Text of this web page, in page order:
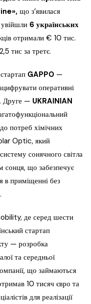
що з’явилася
6 українських
отримали € 10 тис.
тис за третє.
GAPPO —
оперативні
Друге — UKRAINIAN
потреб хімічних
Optic, який
сонячного світла
сонця, що забезпечує
в приміщенні без
де серед шести
стартап
— розробка
та середньої
що займаються
10 тисяч євро та
для реалізації